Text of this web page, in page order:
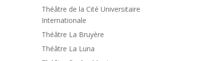
Théâtre de la Cité Universitaire
Internationale
Théâtre La Bruyère
Théâtre La Luna